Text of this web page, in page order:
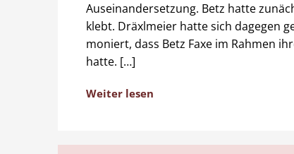
Auseinandersetzung. Betz hatte
klebt. Dräxlmeier hatte sich dagegen
moniert, dass Betz Faxe im Rahmen
hatte. […]
Weiter lesen